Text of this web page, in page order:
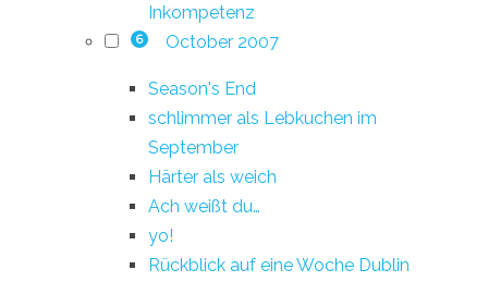
Inkompetenz
6 October 2007
Season's End
schlimmer als Lebkuchen im
September
Härter als weich
Ach weißt du…
yo!
Rückblick auf eine Woche Dublin